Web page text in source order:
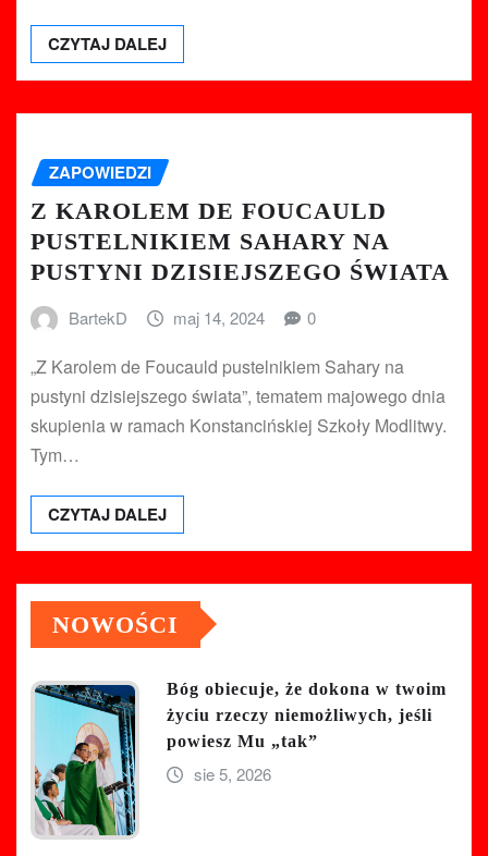
CZYTAJ DALEJ
ZAPOWIEDZI
Z KAROLEM DE FOUCAULD
PUSTELNIKIEM SAHARY NA
PUSTYNI DZISIEJSZEGO ŚWIATA
BartekD maj 14, 2024 0
„Z Karolem de Foucauld pustelnikiem Sahary na
pustyni dzisiejszego świata”, tematem majowego dnia
skupienia w ramach Konstancińskiej Szkoły Modlitwy.
Tym…
CZYTAJ DALEJ
NOWOŚCI
Bóg obiecuje, że dokona w twoim
życiu rzeczy niemożliwych, jeśli
powiesz Mu „tak”
sie 5, 2026